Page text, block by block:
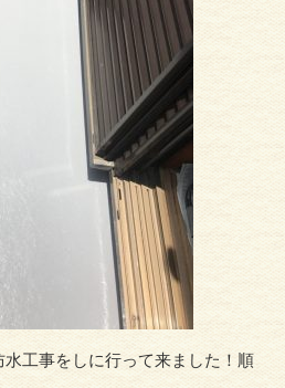
工事をしに行って来ました！順